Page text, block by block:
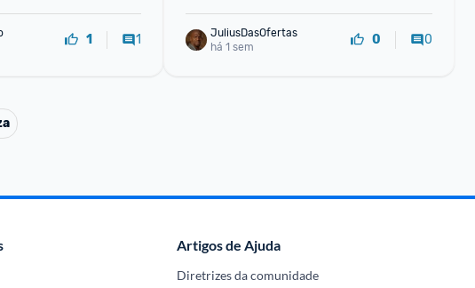
1 1
JuliusDasOfertas
há 1 sem
0 0
Artigos de Ajuda
Diretrizes da comunidade